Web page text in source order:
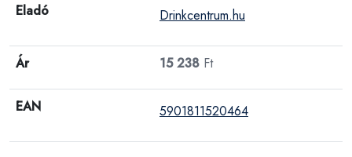
Eladó Drinkcentrum.hu
Ár 15 238 Ft
EAN 5901811520464